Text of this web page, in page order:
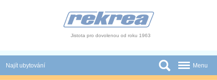
Jistota pro dovolenou od roku 1963
Najít ubytování Menu